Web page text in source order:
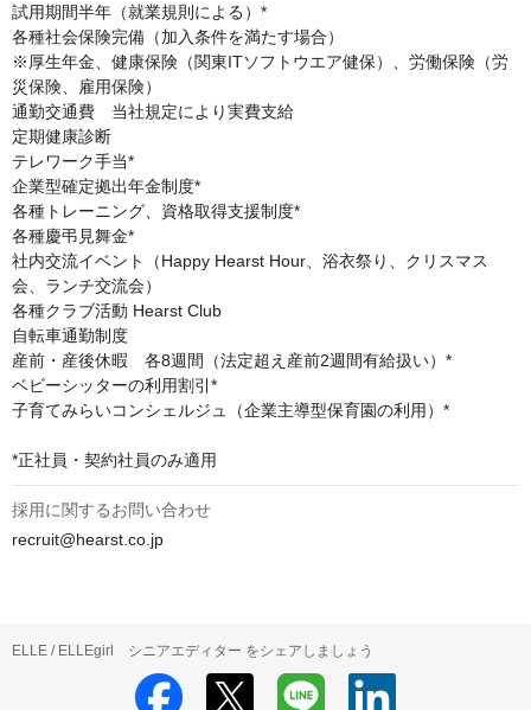
試用期間半年（就業規則による）*
各種社会保険完備（加入条件を満たす場合）
※厚生年金、健康保険（関東ITソフトウエア健保）、労働保険（労
災保険、雇用保険）
通勤交通費　当社規定により実費支給
定期健康診断
テレワーク手当*
企業型確定拠出年金制度*
各種トレーニング、資格取得支援制度*
各種慶弔見舞金*
社内交流イベント（Happy Hearst Hour、浴衣祭り、クリスマス
会、ランチ交流会）
各種クラブ活動 Hearst Club
自転車通勤制度
産前・産後休暇　各8週間（法定超え産前2週間有給扱い）*
ベビーシッターの利用割引*
子育てみらいコンシェルジュ（企業主導型保育園の利用）*
*正社員・契約社員のみ適用
採用に関するお問い合わせ
recruit@hearst.co.jp
ELLE / ELLEgirl シニアエディター をシェアしましょう